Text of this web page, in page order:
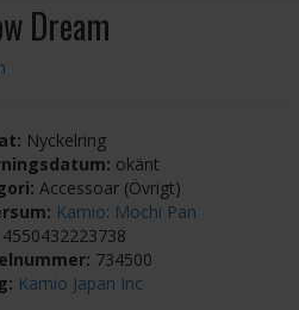
Dream
Nyckelring
okänt
Accessoar (Övrigt)
Kamio: Mochi Pan
4550432223738
734500
Kamio Japan Inc